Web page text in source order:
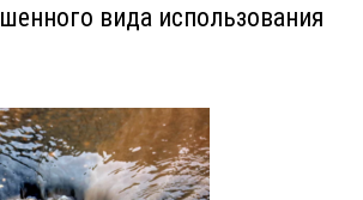
вида использования